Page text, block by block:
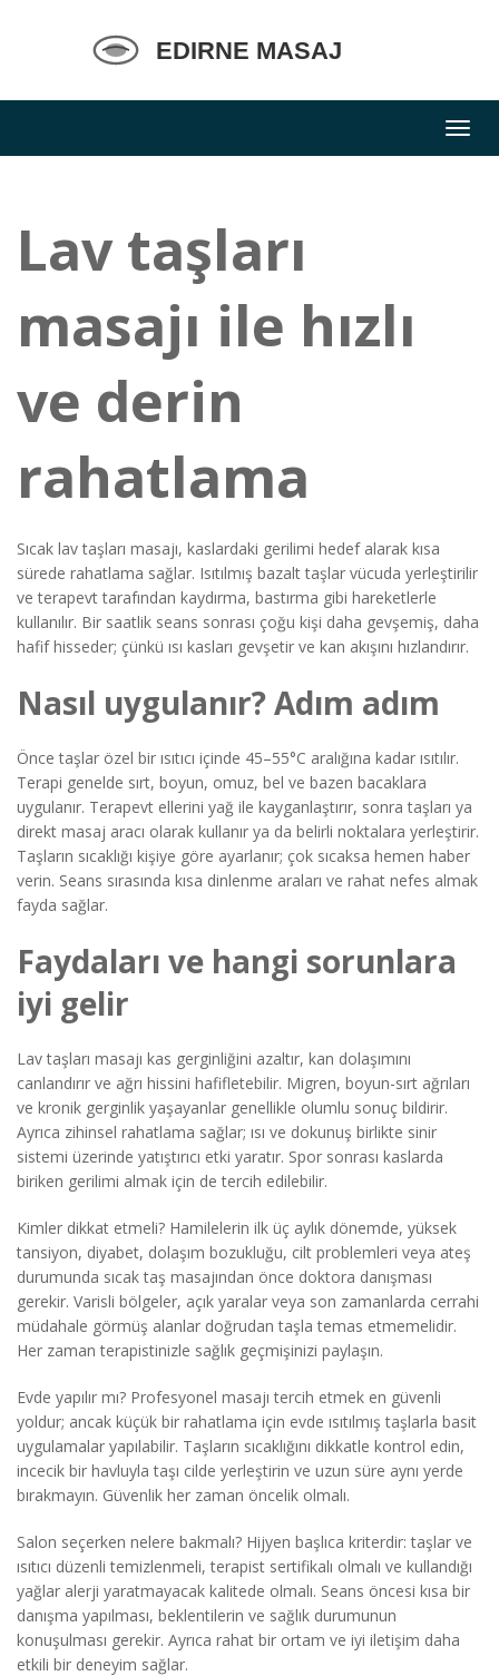
Lav taşları
masajı ile hızlı
ve derin
rahatlama
Sıcak lav taşları masajı, kaslardaki gerilimi hedef alarak kısa
sürede rahatlama sağlar. Isıtılmış bazalt taşlar vücuda yerleştirilir
ve terapevt tarafından kaydırma, bastırma gibi hareketlerle
kullanılır. Bir saatlik seans sonrası çoğu kişi daha gevşemiş, daha
hafif hisseder; çünkü ısı kasları gevşetir ve kan akışını hızlandırır.
Nasıl uygulanır? Adım adım
Önce taşlar özel bir ısıtıcı içinde 45–55°C aralığına kadar ısıtılır.
Terapi genelde sırt, boyun, omuz, bel ve bazen bacaklara
uygulanır. Terapevt ellerini yağ ile kayganlaştırır, sonra taşları ya
direkt masaj aracı olarak kullanır ya da belirli noktalara yerleştirir.
Taşların sıcaklığı kişiye göre ayarlanır; çok sıcaksa hemen haber
verin. Seans sırasında kısa dinlenme araları ve rahat nefes almak
fayda sağlar.
Faydaları ve hangi sorunlara
iyi gelir
Lav taşları masajı kas gerginliğini azaltır, kan dolaşımını
canlandırır ve ağrı hissini hafifletebilir. Migren, boyun-sırt ağrıları
ve kronik gerginlik yaşayanlar genellikle olumlu sonuç bildirir.
Ayrıca zihinsel rahatlama sağlar; ısı ve dokunuş birlikte sinir
sistemi üzerinde yatıştırıcı etki yaratır. Spor sonrası kaslarda
biriken gerilimi almak için de tercih edilebilir.
Kimler dikkat etmeli? Hamilelerin ilk üç aylık dönemde, yüksek
tansiyon, diyabet, dolaşım bozukluğu, cilt problemleri veya ateş
durumunda sıcak taş masajından önce doktora danışması
gerekir. Varisli bölgeler, açık yaralar veya son zamanlarda cerrahi
müdahale görmüş alanlar doğrudan taşla temas etmemelidir.
Her zaman terapistinizle sağlık geçmişinizi paylaşın.
Evde yapılır mı? Profesyonel masajı tercih etmek en güvenli
yoldur; ancak küçük bir rahatlama için evde ısıtılmış taşlarla basit
uygulamalar yapılabilir. Taşların sıcaklığını dikkatle kontrol edin,
incecik bir havluyla taşı cilde yerleştirin ve uzun süre aynı yerde
bırakmayın. Güvenlik her zaman öncelik olmalı.
Salon seçerken nelere bakmalı? Hijyen başlıca kriterdir: taşlar ve
ısıtıcı düzenli temizlenmeli, terapist sertifikalı olmalı ve kullandığı
yağlar alerji yaratmayacak kalitede olmalı. Seans öncesi kısa bir
danışma yapılması, beklentilerin ve sağlık durumunun
konuşulması gerekir. Ayrıca rahat bir ortam ve iyi iletişim daha
etkili bir deneyim sağlar.